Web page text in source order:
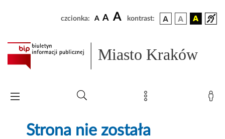
czcionka: A A A kontrast:
Miasto Kraków
Strona nie została